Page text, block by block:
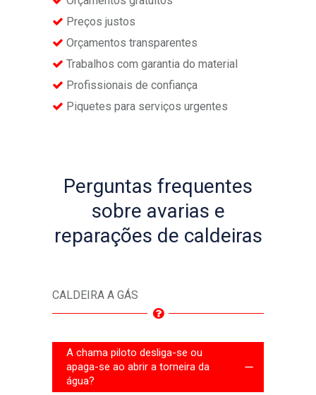
Preços justos
Orçamentos transparentes
Trabalhos com garantia do material
Profissionais de confiança
Piquetes para serviços urgentes
Perguntas frequentes
sobre avarias e
reparações de caldeiras
CALDEIRA A GÁS
A chama piloto desliga-se ou
apaga-se ao abrir a torneira da
água?